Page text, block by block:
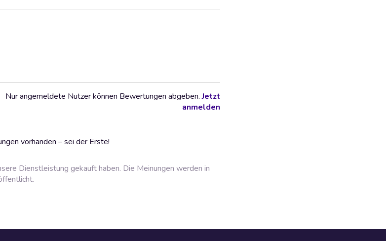
vorhanden – sei der Erste!
Nur angemeldete Nutzer können Bewertungen abgeben.Jetzt
anmelden
Dienstleistung gekauft haben. Die Meinungen werden in